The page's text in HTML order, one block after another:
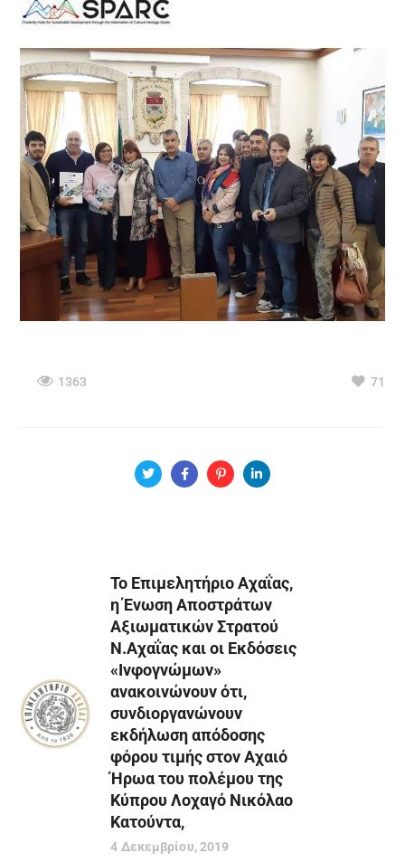
1363 71
Το Επιμελητήριο Αχαΐας,
η Ένωση Αποστράτων
Αξιωματικών Στρατού
Ν.Αχαΐας και οι Εκδόσεις
«Ινφογνώμων»
ανακοινώνουν ότι,
συνδιοργανώνουν
εκδήλωση απόδοσης
φόρου τιμής στον Αχαιό
Ήρωα του πολέμου της
Κύπρου Λοχαγό Νικόλαο
Κατούντα,
4 Δεκεμβρίου, 2019